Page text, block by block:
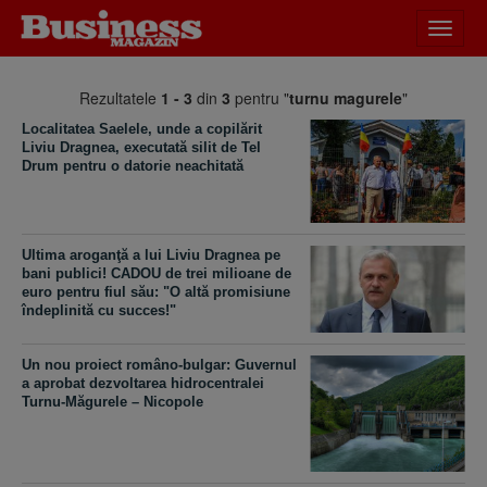
meniu
Rezultatele 1 - 3 din 3 pentru "turnu magurele"
Localitatea Saelele, unde a copilărit
Liviu Dragnea, executată silit de Tel
Drum pentru o datorie neachitată
Ultima aroganţă a lui Liviu Dragnea pe
bani publici! CADOU de trei milioane de
euro pentru fiul său: "O altă promisiune
îndeplinită cu succes!"
Un nou proiect româno-bulgar: Guvernul
a aprobat dezvoltarea hidrocentralei
Turnu-Măgurele – Nicopole